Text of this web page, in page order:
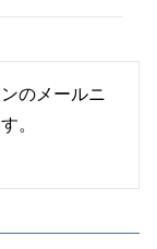
のメールニ
。